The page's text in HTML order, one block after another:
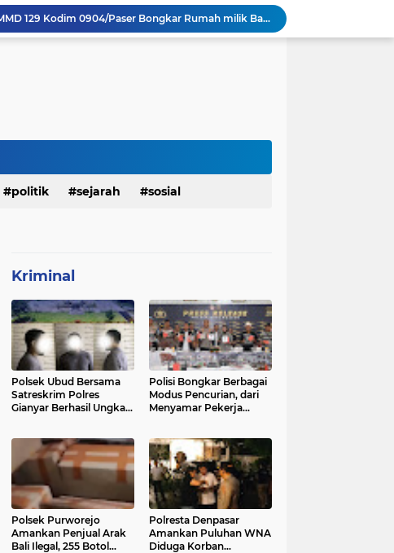
Personel Satgas TMMD 129 Kodim 0904/Paser Bongkar Rumah milik Bapak Harim
Polresta Denpasar Ungkap Kasus Narkoba, Temukan Senpi dan Airsoft Gun Saat Pengerebekan
Ramaikan Semangat Agustusan, Satgas TMMD 129 Desa Biu Hiasi Jalanan Desa
Rumah Bapak Sirajudi Setelah Direnovasi
politik sejarah sosial
Kriminal
Polsek Ubud Bersama
Satreskrim Polres
Gianyar Berhasil Ungkap
Polisi Bongkar Berbagai
Modus Pencurian, dari
Menyamar Pekerja
Polsek Purworejo
Amankan Penjual Arak
Bali Ilegal, 255 Botol
Polresta Denpasar
Amankan Puluhan WNA
Diduga Korban